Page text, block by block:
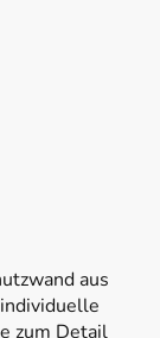
aus
zum Detail